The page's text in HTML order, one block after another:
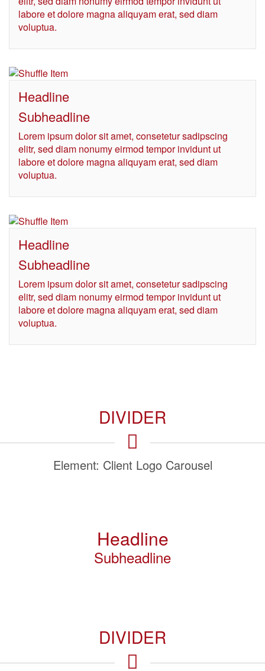
labore et dolore magna aliquyam erat, sed diam
voluptua.
Headline
Subheadline
Lorem ipsum dolor sit amet, consetetur sadipscing
elitr, sed diam nonumy eirmod tempor invidunt ut
labore et dolore magna aliquyam erat, sed diam
voluptua.
Headline
Subheadline
Lorem ipsum dolor sit amet, consetetur sadipscing
elitr, sed diam nonumy eirmod tempor invidunt ut
labore et dolore magna aliquyam erat, sed diam
voluptua.
DIVIDER
Element: Client Logo Carousel
Headline
Subheadline
DIVIDER